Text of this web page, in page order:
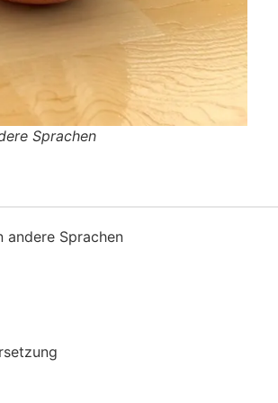
Sprachen
andere Sprachen